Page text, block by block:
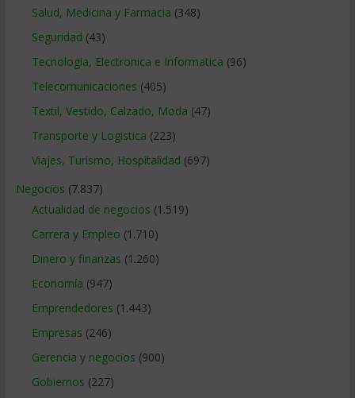
Salud, Medicina y Farmacia (348)
Seguridad (43)
Tecnologia, Electronica e Informatica (96)
Telecomunicaciones (405)
Textil, Vestido, Calzado, Moda (47)
Transporte y Logistica (223)
Viajes, Turismo, Hospitalidad (697)
Negocios (7.837)
Actualidad de negocios (1.519)
Carrera y Empleo (1.710)
Dinero y finanzas (1.260)
Economía (947)
Emprendedores (1.443)
Empresas (246)
Gerencia y negocios (900)
Gobiernos (227)